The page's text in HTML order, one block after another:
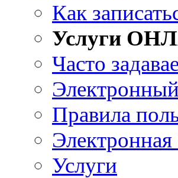
Как
Услуги
Часто
Правила
Электронная
Услуги